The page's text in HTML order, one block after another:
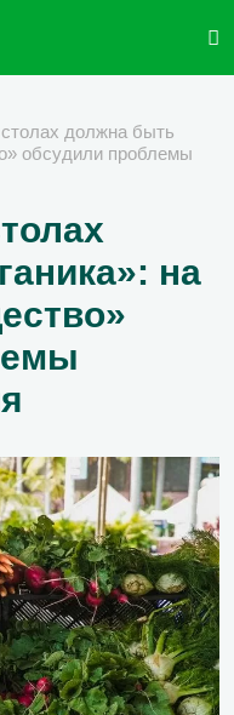
должна быть
обсудили проблемы
на